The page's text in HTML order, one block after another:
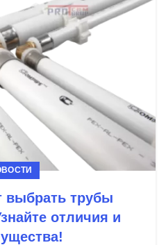
выбрать трубы
отличия и